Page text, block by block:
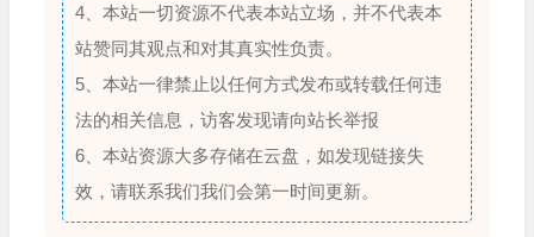
4、本站一切资源不代表本站立场，并不代表本
站赞同其观点和对其真实性负责。
5、本站一律禁止以任何方式发布或转载任何违
法的相关信息，访客发现请向站长举报
6、本站资源大多存储在云盘，如发现链接失
效，请联系我们我们会第一时间更新。